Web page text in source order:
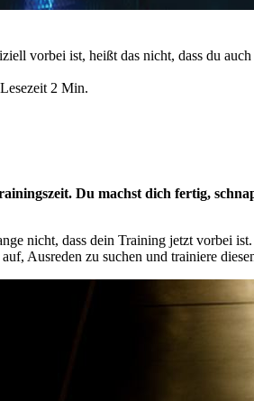
vorbei ist, heißt das nicht, dass du
2 Min.
Du machst dich fertig,
nicht, dass dein Training jetzt vorbei
Ausreden zu suchen und trainiere